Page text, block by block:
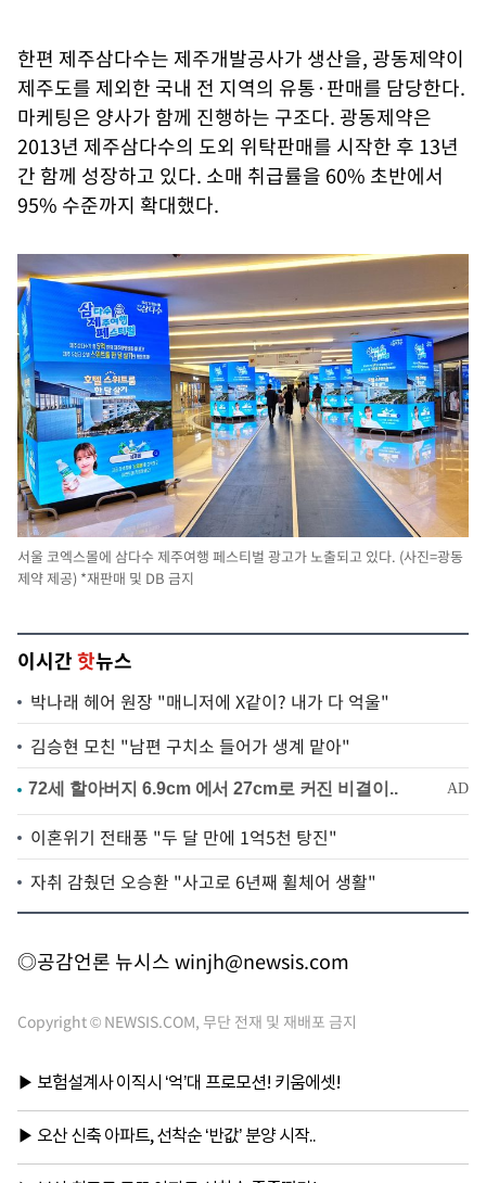
한편 제주삼다수는 제주개발공사가 생산을, 광동제약이
제주도를 제외한 국내 전 지역의 유통·판매를 담당한다.
마케팅은 양사가 함께 진행하는 구조다. 광동제약은
2013년 제주삼다수의 도외 위탁판매를 시작한 후 13년
간 함께 성장하고 있다. 소매 취급률을 60% 초반에서
95% 수준까지 확대했다.
서울 코엑스몰에 삼다수 제주여행 페스티벌 광고가 노출되고 있다. (사진=광동
제약 제공) *재판매 및 DB 금지
이시간핫뉴스
박나래 헤어 원장 "매니저에 X같이? 내가 다 억울"
김승현 모친 "남편 구치소 들어가 생계 맡아"
이혼위기 전태풍 "두 달 만에 1억5천 탕진"
자취 감췄던 오승환 "사고로 6년째 휠체어 생활"
◎공감언론 뉴시스winjh@newsis.com
Copyright © NEWSIS.COM, 무단 전재 및 재배포 금지